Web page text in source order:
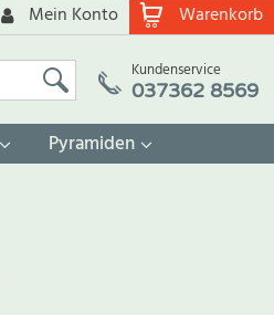
Warenkorb
Mein Konto
Kundenservice
037362 8569
Pyramiden